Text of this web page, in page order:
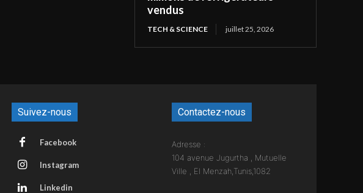
vendus
TECH & SCIENCE juillet 25, 2026
Suivez-nous
Facebook
Instagram
Linkedin
Contactez-nous
Adresse :
104 avenue Jugurtha , Mutuelle
Ville , El Menzah,Tunis,1082